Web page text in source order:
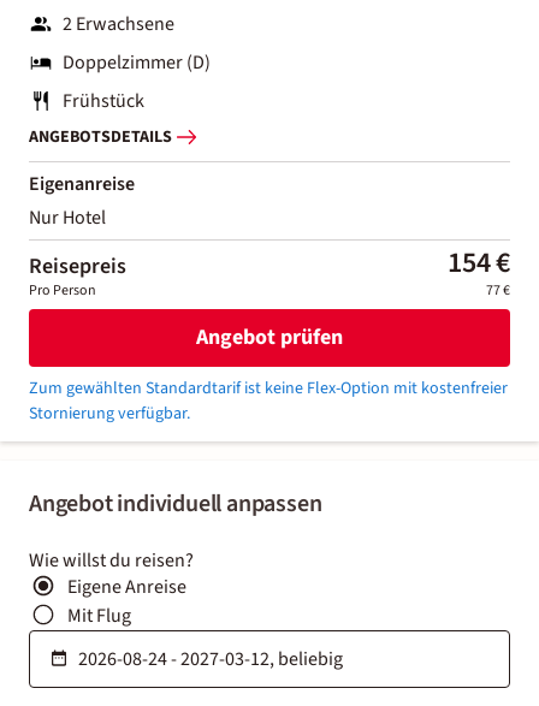
Angebot individuell anpassen
Wie willst du reisen?
Eigene Anreise
Mit Flug
2 Erwachsene
Doppelzimmer (D)
Frühstück
ANGEBOTSDETAILS
Eigenanreise
Nur Hotel
Reisepreis 154 €
Pro Person 77 €
Angebot prüfen
Zum gewählten Standardtarif ist keine Flex-Option mit kostenfreier
Stornierung verfügbar.